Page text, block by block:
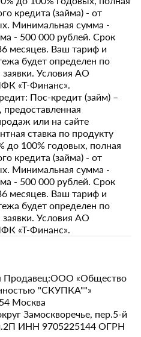
кредита (займа) - от
Минимальная сумма -
- 500 000 рублей. Срок
месяцев. Ваш тариф и
будет определен по
заявки. Условия АО
«Т-Финанс».
Пос-кредит (займ) –
или на сайте
ставка по продукту
до 100% годовых, полная
кредита (займа) - от
Минимальная сумма -
- 500 000 рублей. Срок
месяцев. Ваш тариф и
будет определен по
заявки. Условия АО
«Т-Финанс».
Продавец:ООО «Общество
"СКУПКА""»
Москва
Замоскворечье, пер.5-й
ИНН 9705225144 ОГРН